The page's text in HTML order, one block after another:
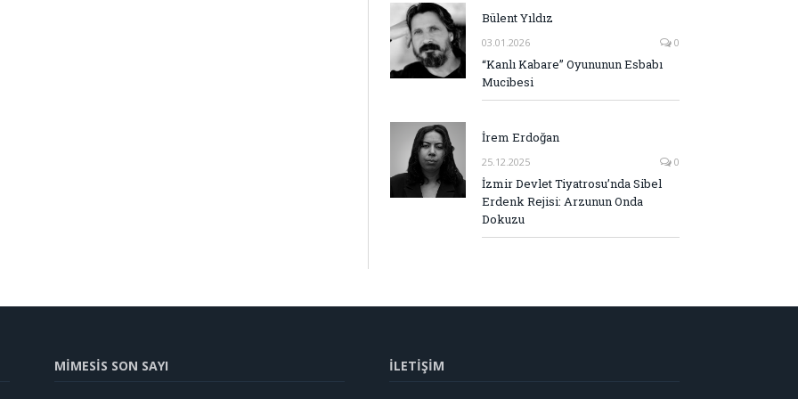
Bülent Yıldız
03.01.2026 0
“Kanlı Kabare” Oyununun Esbabı
Mucibesi
İrem Erdoğan
25.12.2025 0
İzmir Devlet Tiyatrosu’nda Sibel
Erdenk Rejisi: Arzunun Onda
Dokuzu
MİMESİS SON SAYI İLETİŞİM